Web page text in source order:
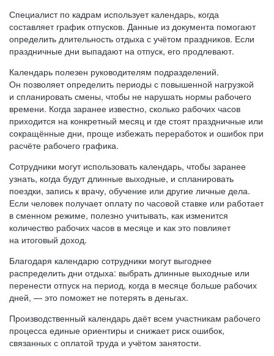
Специалист по кадрам использует календарь, когда
составляет график отпусков. Данные из документа помогают
определить длительность отдыха с учётом праздников. Если
праздничные дни выпадают на отпуск, его продлевают.
Календарь полезен руководителям подразделений.
Он позволяет определить периоды с повышенной нагрузкой
и спланировать смены, чтобы не нарушать нормы рабочего
времени. Когда заранее известно, сколько рабочих часов
приходится на конкретный месяц и где стоят праздничные или
сокращённые дни, проще избежать переработок и ошибок при
расчёте рабочего графика.
Сотрудники могут использовать календарь, чтобы заранее
узнать, когда будут длинные выходные, и спланировать
поездки, запись к врачу, обучение или другие личные дела.
Если человек получает оплату по часовой ставке или работает
в сменном режиме, полезно учитывать, как изменится
количество рабочих часов в месяце и как это повлияет
на итоговый доход.
Благодаря календарю сотрудники могут выгоднее
распределить дни отдыха: выбрать длинные выходные или
перенести отпуск на период, когда в месяце больше рабочих
дней, — это поможет не потерять в деньгах.
Производственный календарь даёт всем участникам рабочего
процесса единые ориентиры и снижает риск ошибок,
связанных с оплатой труда и учётом занятости.